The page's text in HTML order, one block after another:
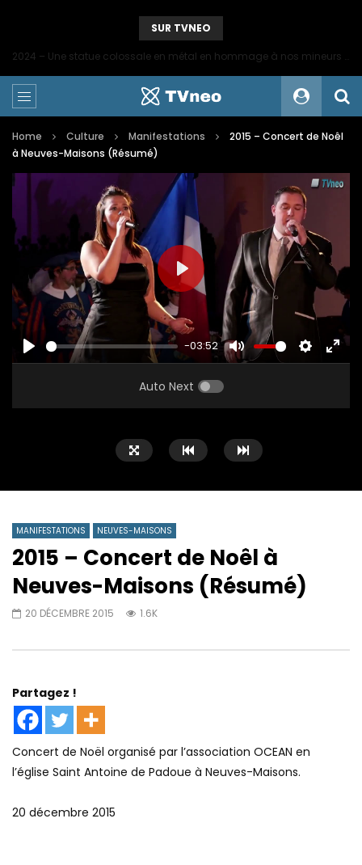
SUR TVNEO
2024 – Une statue colossale en métal en hommage à nos mineurs de fer
Home Culture Manifestations
2015 – Concert de Noêl
à Neuves-Maisons (Résumé)
PLAY
-03:52
MUTE SETTINGS
PLAY
Auto Next
MANIFESTATIONS NEUVES-MAISONS
2015 – Concert de Noêl à
Neuves-Maisons (Résumé)
20 DÉCEMBRE 2015 1.6K
Partagez !
Concert de Noël organisé par l’association OCEAN en
l’église Saint Antoine de Padoue à Neuves-Maisons.
20 décembre 2015